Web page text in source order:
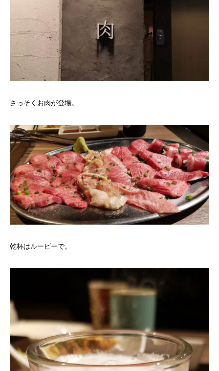
さっそくお肉が登場。
乾杯はルービーで。